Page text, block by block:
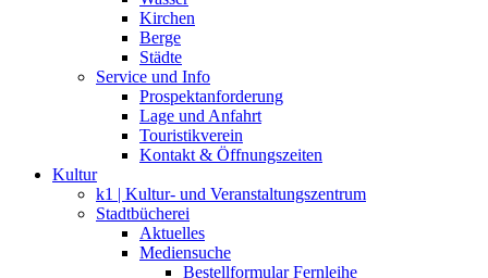
Kirchen
Berge
Städte
Service und Info
Prospektanforderung
Lage und Anfahrt
Touristikverein
Kontakt & Öffnungszeiten
Kultur
k1 | Kultur- und Veranstaltungszentrum
Stadtbücherei
Aktuelles
Mediensuche
Bestellformular Fernleihe